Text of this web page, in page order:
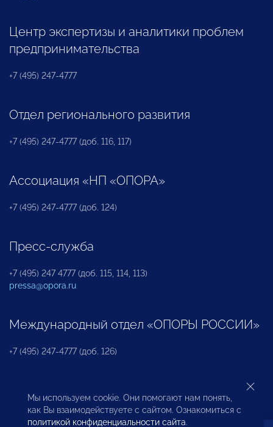
Центр экспертизы и аналитики проблем
предпринимательства
+7 (495) 247-4777
Отдел регионального развития
+7 (495) 247-4777 (доб. 116, 117)
Ассоциация «НП «ОПОРА»
+7 (495) 247-4777 (доб. 124)
Пресс-служба
+7 (495) 247 4777 (доб. 115, 114, 113)
pressa@opora.ru
Международный отдел «ОПОРЫ РОССИИ»
+7 (495) 247-4777 (доб. 126)
Бюро по защите прав предпринимателей и
инвесторов
Мы используем cookie. Они помогают нам понять,
как Вы взаимодействуете с сайтом. Ознакомиться с
политикой конфиденциальности сайта.